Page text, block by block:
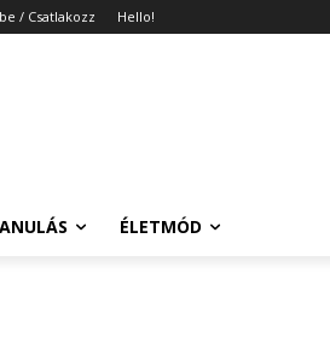
/ Csatlakozz Hello!
ÉLETMÓD